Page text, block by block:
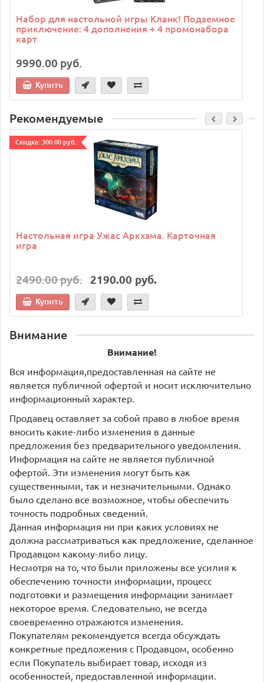
Набор для настольной игры Кланк! Подземное
приключение: 4 дополнения + 4 промонабора
карт
9990.00 руб.
Купить
Рекомендуемые
Cкидка: 300.00 руб.
Настольная игра Ужас Аркхэма. Карточная
игра
2490.00 руб. 2190.00 руб.
Купить
Внимание
Внимание!
Вся информация,предоставленная на сайте не
является публичной офертой и носит исключительно
информационный характер.
Продавец оставляет за собой право в любое время
вносить какие-либо изменения в данные
предложения без предварительного уведомления.
Информация на сайте не является публичной
офертой. Эти изменения могут быть как
существенными, так и незначительными. Однако
было сделано все возможное, чтобы обеспечить
точность подробных сведений.
Данная информация ни при каких условиях не
должна рассматриваться как предложение, сделанное
Продавцом какому-либо лицу.
Несмотря на то, что были приложены все усилия к
обеспечению точности информации, процесс
подготовки и размещения информации занимает
некоторое время. Следовательно, не всегда
своевременно отражаются изменения.
Покупателям рекомендуется всегда обсуждать
конкретные предложения с Продавцом, особенно
если Покупатель выбирает товар, исходя из
особенностей, предоставленной информации.